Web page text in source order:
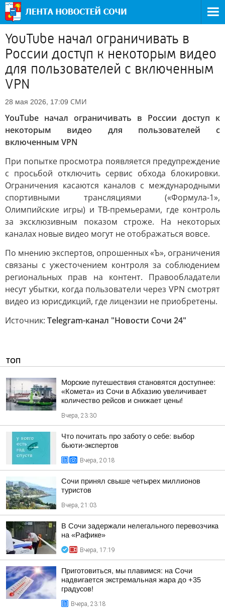
YouTube начал ограничивать в
России доступ к некоторым видео
для пользователей с включенным
VPN
28 мая 2026, 17:09 СМИ
YouTube начал ограничивать в России доступ к
некоторым видео для пользователей с
включенным VPN
При попытке просмотра появляется предупреждение
с просьбой отключить сервис обхода блокировки.
Ограничения касаются каналов с международными
спортивными трансляциями («Формула-1»,
Олимпийские игры) и ТВ-премьерами, где контроль
за эксклюзивным показом строже. На некоторых
каналах новые видео могут не отображаться вовсе.
По мнению экспертов, опрошенных «Ъ», ограничения
связаны с ужесточением контроля за соблюдением
региональных прав на контент. Правообладатели
несут убытки, когда пользователи через VPN смотрят
видео из юрисдикций, где лицензии не приобретены.
Источник: Telegram-канал "Новости Сочи 24"
ТОП
Морские путешествия становятся доступнее:
«Комета» из Сочи в Абхазию увеличивает
количество рейсов и снижает цены!
Вчера, 23:30
Что почитать про заботу о себе: выбор
бьюти-экспертов
Вчера, 20:18
Сочи принял свыше четырех миллионов
туристов
Вчера, 21:03
В Сочи задержали нелегального перевозчика
на «Рафике»
Вчера, 17:19
Приготовиться, мы плавимся: на Сочи
надвигается экстремальная жара до +35
градусов!
Вчера, 23:18